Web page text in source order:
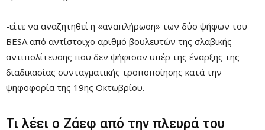
-είτε να αναζητηθεί η «αναπλήρωση» των δύο ψήφων του
BESA από αντίστοιχο αριθμό βουλευτών της σλαβικής
αντιπολίτευσης που δεν ψήφισαν υπέρ της έναρξης της
διαδικασίας συνταγματικής τροποποίησης κατά την
ψηφοφορία της 19ης Οκτωβρίου.
Τι λέει ο Ζάεφ από την πλευρά του